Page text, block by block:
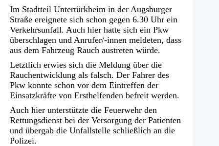
Im Stadtteil Untertürkheim in der Augsburger
Straße ereignete sich schon gegen 6.30 Uhr ein
Verkehrsunfall. Auch hier hatte sich ein Pkw
überschlagen und Anrufer/-innen meldeten, dass
aus dem Fahrzeug Rauch austreten würde.
Letztlich erwies sich die Meldung über die
Rauchentwicklung als falsch. Der Fahrer des
Pkw konnte schon vor dem Eintreffen der
Einsatzkräfte von Ersthelfenden befreit werden.
Auch hier unterstützte die Feuerwehr den
Rettungsdienst bei der Versorgung der Patienten
und übergab die Unfallstelle schließlich an die
Polizei.